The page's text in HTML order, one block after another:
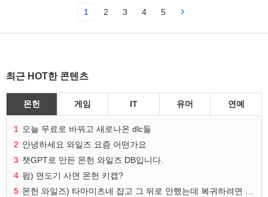
1 2 3 4 5
최근 HOT한 콘텐츠
몬헌 게임 IT 유머 연예
1 오늘 무료로 바꿔고 새로나온 dlc들
2 안녕하세요 와일즈 요즘 어떤가요
3 챗GPT로 만든 몬헌 와일즈 DB입니다.
4 펌) 면도기 사면 몬헌 키캡?
5